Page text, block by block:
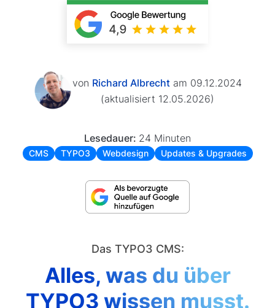
von Richard Albrecht am 09.12.2024
(aktualisiert 12.05.2026)
Lesedauer: 24 Minuten
CMS TYPO3 Webdesign Updates & Upgrades
Das TYPO3 CMS:
Alles, was du über
TYPO3 wissen musst.